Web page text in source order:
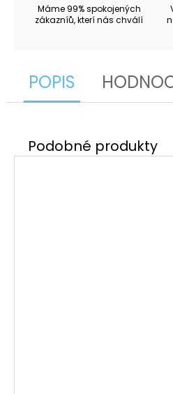
Máme 99% spokojených
zákazníů, kterí nás chválí
POPIS